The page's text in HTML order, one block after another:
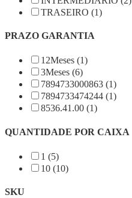
TRASEIRO (1)
PRAZO GARANTIA
12Meses (1)
3Meses (6)
7894733000863 (1)
7894733474244 (1)
8536.41.00 (1)
QUANTIDADE POR CAIXA
1 (5)
10 (10)
SKU